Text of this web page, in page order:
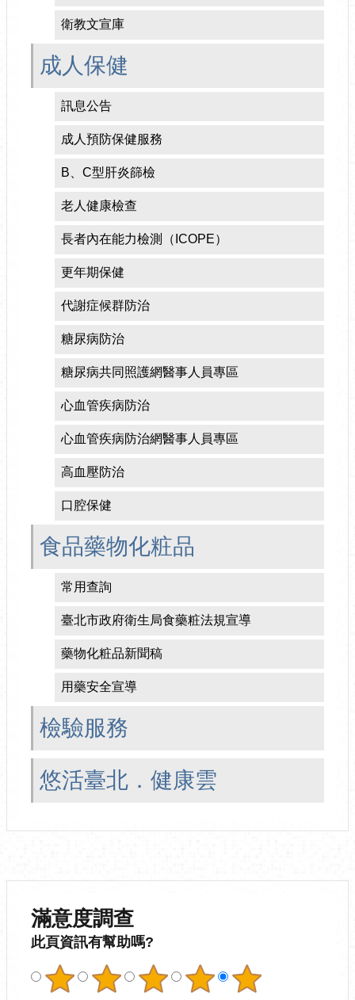
衛教文宣庫
成人保健
訊息公告
成人預防保健服務
B、C型肝炎篩檢
老人健康檢查
長者內在能力檢測（ICOPE）
更年期保健
代謝症候群防治
糖尿病防治
糖尿病共同照護網醫事人員專區
心血管疾病防治
心血管疾病防治網醫事人員專區
高血壓防治
口腔保健
食品藥物化粧品
常用查詢
臺北市政府衛生局食藥粧法規宣導
藥物化粧品新聞稿
用藥安全宣導
檢驗服務
悠活臺北．健康雲
滿意度調查
此頁資訊有幫助嗎?